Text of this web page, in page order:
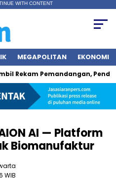
WITH CONTENT
MEGAPOLITAN EKONOMI
Pemandangan, Pendaki
AI — Platform
Biomanufaktur
WIB